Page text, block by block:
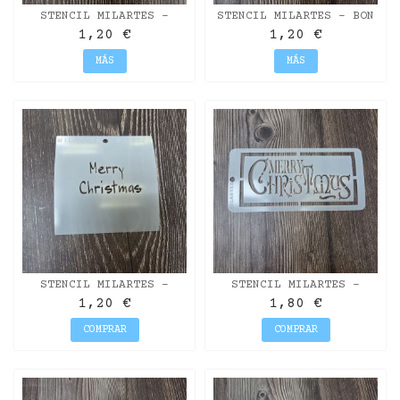
STENCIL MILARTES -
FELIZ NAVIDAD
1,20 €
MÁS
STENCIL MILARTES - BON
NADAL
1,20 €
MÁS
STENCIL MILARTES -
MERRY CHRISTMAS
1,20 €
COMPRAR
STENCIL MILARTES -
MERRY CHRISTMAS
1,80 €
COMPRAR